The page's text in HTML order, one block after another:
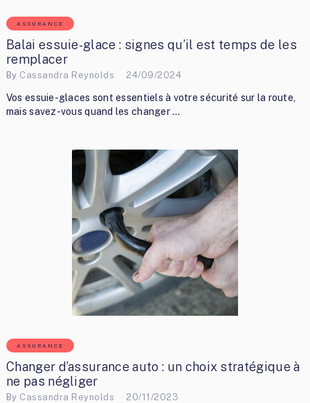
ASSURANCE
Balai essuie-glace : signes qu’il est temps de les
remplacer
By Cassandra Reynolds 24/09/2024
Vos essuie-glaces sont essentiels à votre sécurité sur la route,
mais savez-vous quand les changer …
ASSURANCE
Changer d’assurance auto : un choix stratégique à
ne pas négliger
By Cassandra Reynolds 20/11/2023